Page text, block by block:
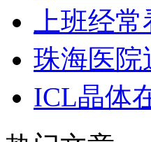
上班经
珠海医院
ICL晶体